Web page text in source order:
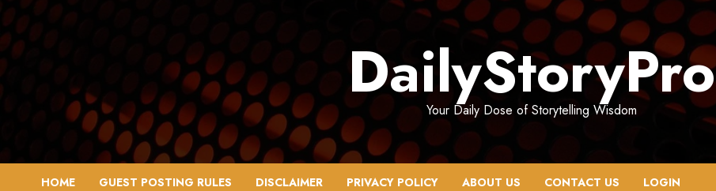
Skip
to
content
DailyStoryPro
Your Daily Dose of Storytelling Wisdom
HOME GUEST POSTING RULES DISCLAIMER PRIVACY POLICY ABOUT US CONTACT US LOGIN